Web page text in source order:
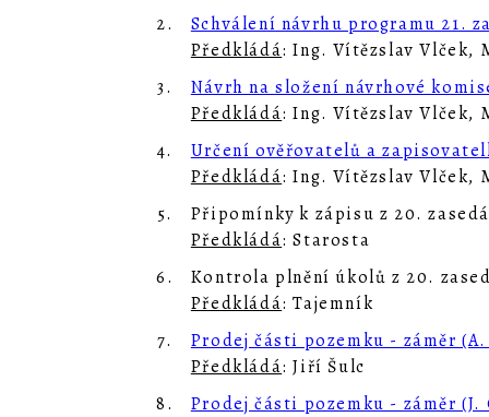
2.
Schválení návrhu programu 21.
Předkládá: Ing. Vítězslav Vlček,
3.
Návrh na složení návrhové
Předkládá: Ing. Vítězslav Vlček,
4.
Určení ověřovatelů a
Předkládá: Ing. Vítězslav Vlček,
5.
Připomínky k zápisu z 20.
Předkládá: Starosta
6.
Kontrola plnění úkolů z 20.
Předkládá: Tajemník
7.
Prodej části pozemku - záměr
Předkládá: Jiří Šulc
8.
Prodej části pozemku - záměr (J.